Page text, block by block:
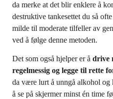
da merke at det blir enklere å
destruktive tankesettet du så
milde til moderate tilfeller av
ved å følge denne metoden.
Det som også hjelper er å drive
regelmessig og legge til rette
da være lurt å unngå alkohol og
å se på skjermer minst én time